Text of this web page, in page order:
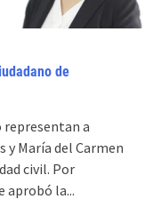
de
representan a
y María del Carmen
civil. Por
aprobó la...